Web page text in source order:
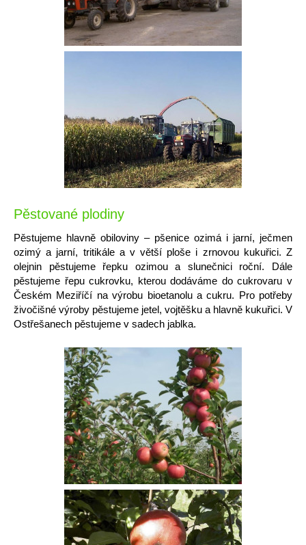
Pěstované plodiny
Pěstujeme hlavně obiloviny – pšenice ozimá i jarní, ječmen
ozimý a jarní, tritikále a v větší ploše i zrnovou kukuřici. Z
olejnin pěstujeme řepku ozimou a slunečnici roční. Dále
pěstujeme řepu cukrovku, kterou dodáváme do cukrovaru v
Českém Meziříčí na výrobu bioetanolu a cukru. Pro potřeby
živočišné výroby pěstujeme jetel, vojtěšku a hlavně kukuřici. V
Ostřešanech pěstujeme v sadech jablka.